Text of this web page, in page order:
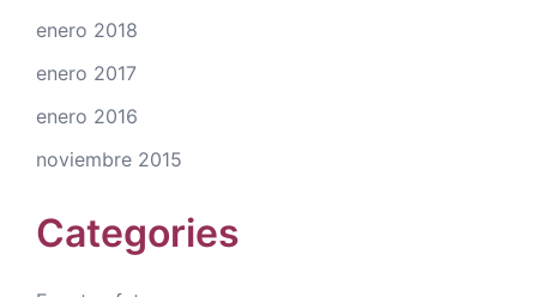
enero 2018
enero 2017
enero 2016
noviembre 2015
Categories